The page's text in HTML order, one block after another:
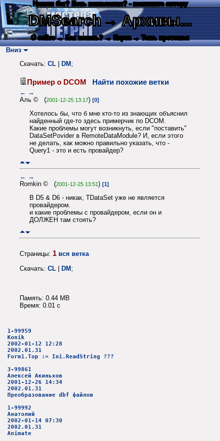
Нашли баг? Есть пожелания? - напишите автору
DMSearch→ Архивы...
О сайте → Как искать? → Карта → Текс. протокол
Вниз
Скачать: CL DM ;
Пример о DCOM Найти похожие ветки
← →
Аль © (2001-12-25 13:17) [0]
Хотелось бы, что б мне кто-то из знающих объяснил
найденный где-то здесь примерчик по DCOM.
Какие проблемы могут возникнуть, если "поставить"
DataSetPovider в RemoteDataModule? И, если этого
не делать, как можно правильно указать, что -
Query1 - это и есть провайдер?
← →
Romkin © (2001-12-25 13:51) [1]
В D5 & D6 - никак, TDataSet уже не является
провайдером.
и какие проблемы с провайдером, если он и
ДОЛЖЕН там стоять?
Страницы: 1 вся ветка
Скачать: CL DM ;
Память: 0.44 MB
Время: 0.01 c
1-99959
Konik
2002-01-12 12:28
2002.01.31
Form1.Top := Ini.ReadString ???
3-99861
Алексей Акиньхов
2001-12-26 14:34
2002.01.31
Преобразование dbf файлов
1-99992
Анатолий
2002-01-14 07:30
2002.01.31
Animate